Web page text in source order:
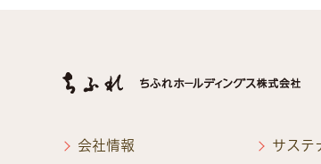
会社情報 サステ